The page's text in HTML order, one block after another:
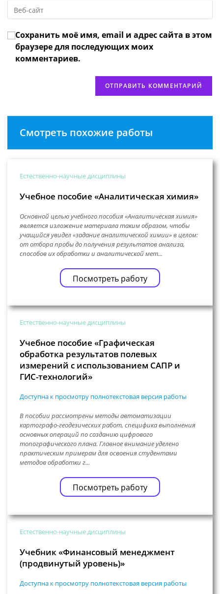
чтобы
прокомментировать
адрес,
чтобы
URL
веб-
сайта
(необязательно)
Сохранить моё имя, email и адрес сайта в этом
браузере для последующих моих
комментариев.
Смотреть похожие работы
Естественно-научные дисциплины
Учебное пособие «Аналитическая химия»
Основной целью учебного пособия «Аналитическая химия»
является изложение материала таким образом, чтобы
учащийся увидел «задание аналитической химии» в целом:
от отбора пробы до получения результатов анализа,
способов их обработки и аналитической мет...
Посмотреть работу
Естественно-научные дисциплины
Учебное пособие «Графическая
обработка результатов полевых
измерений с использованием САПР и
ГИС-технологий»
Доступна к просмотру полнотекстовая версия работы
В пособии рассмотрены методы автоматизации
картографо-геодезических работ, специфика выполнения
основных операций по созданию цифрового
топографического плана. Главное внимание уделено
практическим примерам для освоения студентами
методов обработки г...
Посмотреть работу
Естественно-научные дисциплины
Учебник «Финансовый менеджмент
(продвинутый уровень)»
Доступна к просмотру полнотекстовая версия работы